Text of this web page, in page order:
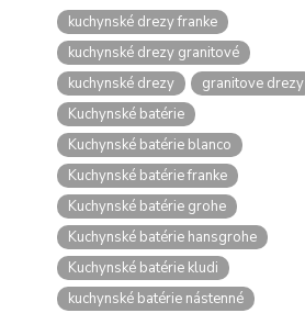
kuchynské drezy franke
kuchynské drezy granitové
kuchynské drezy
granitove drezy
Kuchynské batérie
Kuchynské batérie blanco
Kuchynské batérie franke
Kuchynské batérie grohe
Kuchynské batérie hansgrohe
Kuchynské batérie kludi
kuchynské batérie nástenné